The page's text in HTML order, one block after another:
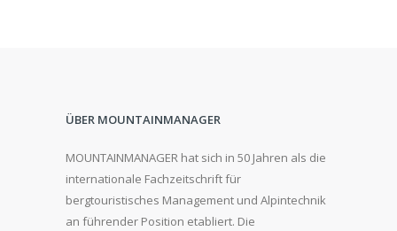
ÜBER MOUNTAINMANAGER
MOUNTAINMANAGER hat sich in 50 Jahren als die
internationale Fachzeitschrift für
bergtouristisches Management und Alpintechnik
an führender Position etabliert. Die